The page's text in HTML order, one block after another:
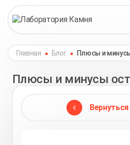
Главная Блог Плюсы и
Плюсы и минусы